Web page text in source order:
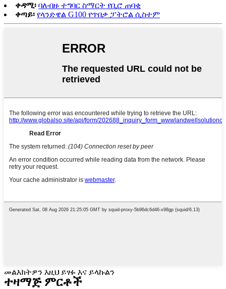
ቀዳሚ፡ ባለብዙ ተግባር ስማርት የቢሮ ጠባቂ
ቀጣይ፡ የላንድዌል G100 የጥበቃ ፓትሮል ሲስተም
መልእክትዎን እዚህ ይፃፉ እና ይላኩልን
ተዛማጅ ምርቶች